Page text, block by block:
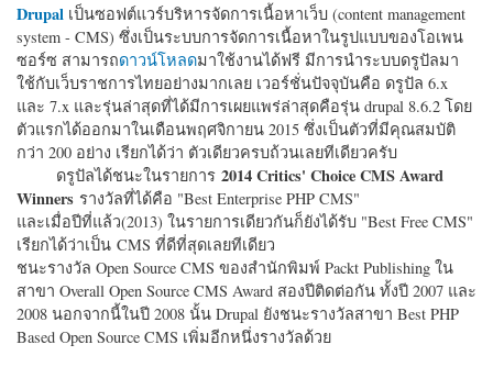
Drupal เป็นซอฟต์แวร์บริหารจัดการเนื้อหาเว็บ (content management
system - CMS) ซึ่งเป็นระบบการจัดการเนื้อหาในรูปแบบของโอเพน
ซอร์ซ สามารถดาวน์โหลดมาใช้งานได้ฟรี มีการนำระบบดรูปัลมา
ใช้กับเว็บราชการไทยอย่างมากเลย เวอร์ชั่นปัจจุบันคือ ดรูปัล 6.x
และ 7.x และรุ่นล่าสุดที่ได้มีการเผยแพร่ล่าสุดคือรุ่น drupal 8.6.2 โดย
ตัวแรกได้ออกมาในเดือนพฤศจิกายน 2015 ซึ่งเป็นตัวที่มีคุณสมบัติ
กว่า 200 อย่าง เรียกได้ว่า ตัวเดียวครบถ้วนเลยทีเดียวครับ
ดรูปัลได้ชนะในรายการ 2014 Critics' Choice CMS Award
Winners รางวัลที่ได้คือ "Best Enterprise PHP CMS"
และเมื่อปีที่แล้ว(2013) ในรายการเดียวกันก็ยังได้รับ "Best Free CMS"
เรียกได้ว่าเป็น CMS ที่ดีที่สุดเลยทีเดียว
ชนะรางวัล Open Source CMS ของสำนักพิมพ์ Packt Publishing ใน
สาขา Overall Open Source CMS Award สองปีติดต่อกัน ทั้งปี 2007 และ
2008 นอกจากนี้ในปี 2008 นั้น Drupal ยังชนะรางวัลสาขา Best PHP
Based Open Source CMS เพิ่มอีกหนึ่งรางวัลด้วย